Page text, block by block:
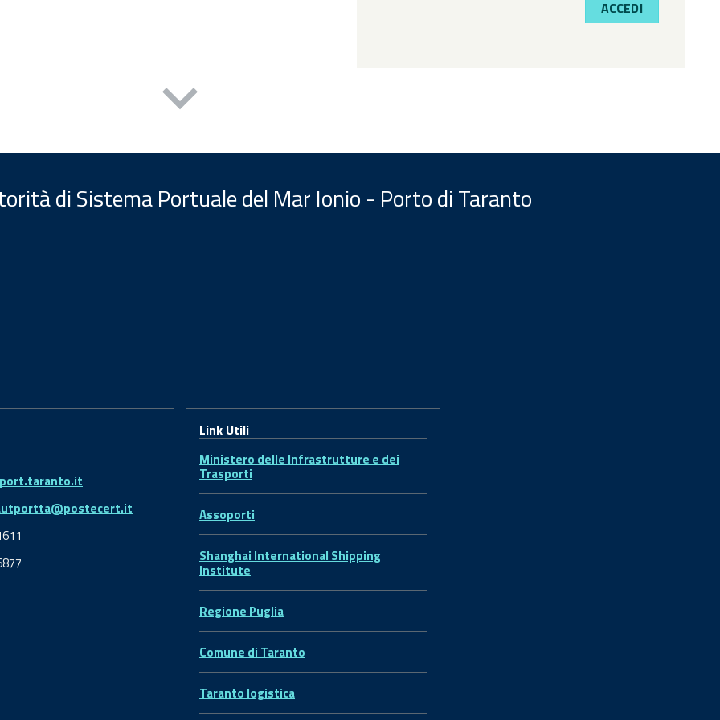
ACCEDI
di Sistema Portuale del Mar Ionio - Porto di Taranto
Link Utili
Ministero delle Infrastrutture e dei
Trasporti
Assoporti
Shanghai International Shipping
Institute
Regione Puglia
Comune di Taranto
Taranto logistica